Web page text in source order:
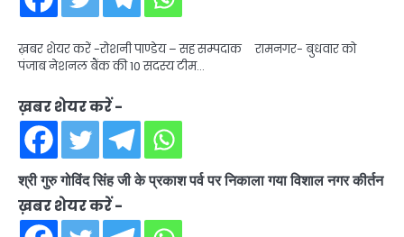
ख़बर शेयर करें -रोशनी पाण्डेय – सह सम्पदाक रामनगर- बुधवार को
पंजाब नेशनल बैंक की 10 सदस्य टीम…
ख़बर शेयर करें -
श्री गुरु गोविंद सिंह जी के प्रकाश पर्व पर निकाला गया विशाल नगर कीर्तन
ख़बर शेयर करें -